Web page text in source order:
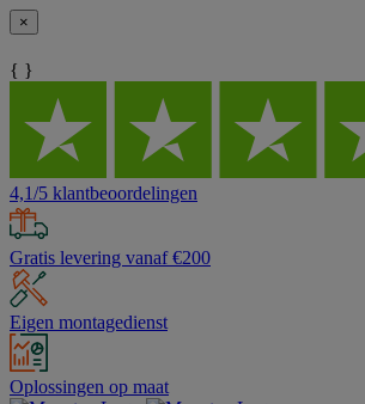
×
{ }
4,1/5 klantbeoordelingen
Gratis levering vanaf €200
Eigen montagedienst
Oplossingen op maat